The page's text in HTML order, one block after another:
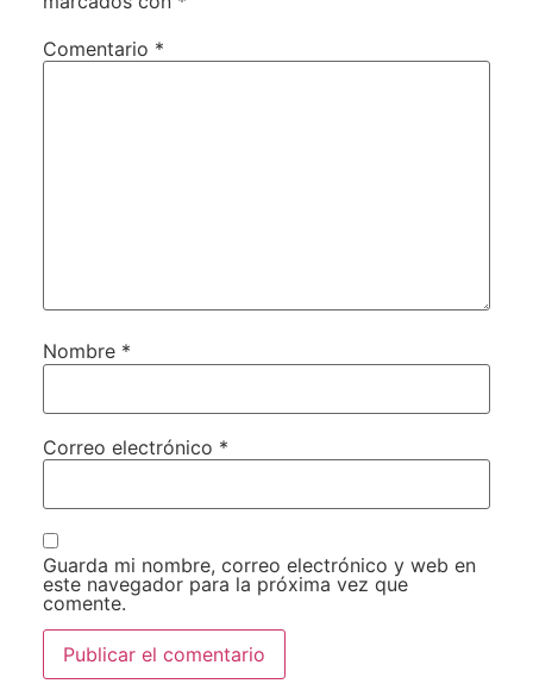
Comentario *
Nombre *
Correo electrónico *
Guarda mi nombre, correo electrónico y web en
este navegador para la próxima vez que
comente.